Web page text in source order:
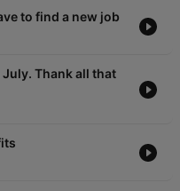
to find a new job
Thank all that